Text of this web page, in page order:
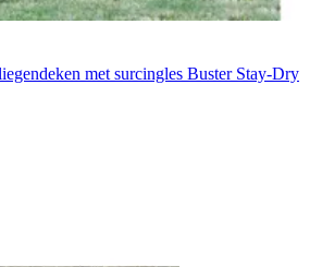
met surcingles Buster Stay-Dry